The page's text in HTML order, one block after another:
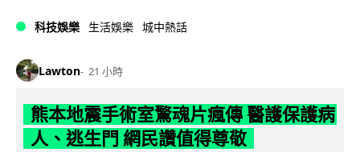
科技娛樂 生活娛樂 城中熱話
Lawton 21 小時
熊本地震手術室驚魂片瘋傳 醫護保護病
人、逃生門 網民讚值得尊敬